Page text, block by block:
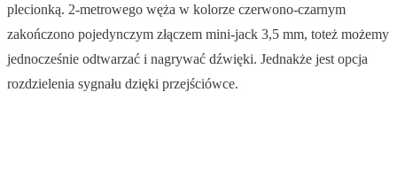
plecionką. 2-metrowego węża w kolorze czerwono-czarnym
zakończono pojedynczym złączem mini-jack 3,5 mm, toteż możemy
jednocześnie odtwarzać i nagrywać dźwięki. Jednakże jest opcja
rozdzielenia sygnału dzięki przejściówce.